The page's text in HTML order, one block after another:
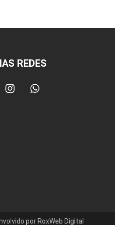
REDES
por RoxWeb Digital